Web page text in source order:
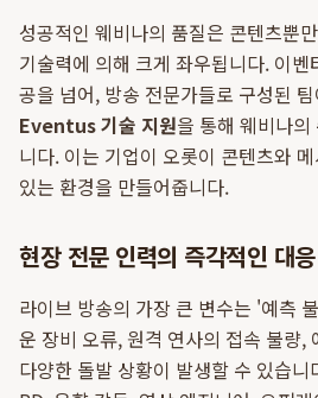
성공적인 웨비나의 품질은 콘텐츠뿐
기술력에 의해 크게 좌우됩니다. 이
공을 넘어, 방송 전문가들로 구성된
Eventus 기술 지원을 통해 웨비나
니다. 이는 기업이 오롯이 콘텐츠와
있는 환경을 만들어줍니다.
현장 전문 인력의 즉각적인 대응
라이브 방송의 가장 큰 변수는 '예측
운 장비 오류, 원격 연사의 접속 불량,
다양한 돌발 상황이 발생할 수 있습니